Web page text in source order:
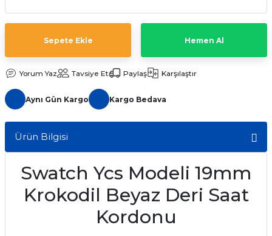
Sepete Ekle Hemen Al
Yorum Yaz Tavsiye Et Paylaş Karşılaştır
Aynı Gün Kargo Kargo Bedava
Ürün Bilgisi
Swatch Ycs Modeli 19mm
Krokodil Beyaz Deri Saat
Kordonu